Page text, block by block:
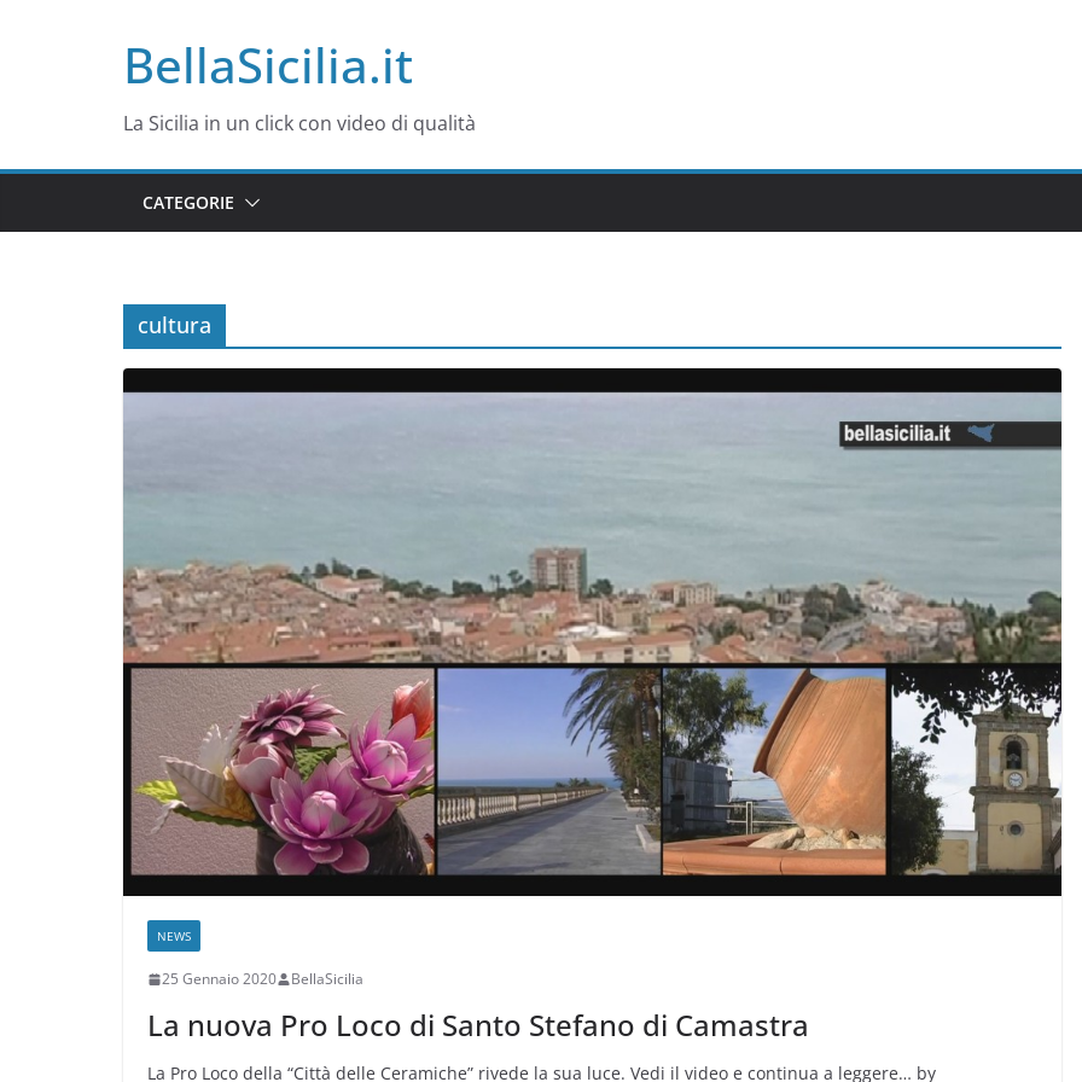
BellaSicilia.it
La Sicilia in un click con video di qualità
CATEGORIE
cultura
NEWS
25 Gennaio 2020 BellaSicilia
La nuova Pro Loco di Santo Stefano di Camastra
La Pro Loco della “Città delle Ceramiche” rivede la sua luce. Vedi il video e continua a leggere… by